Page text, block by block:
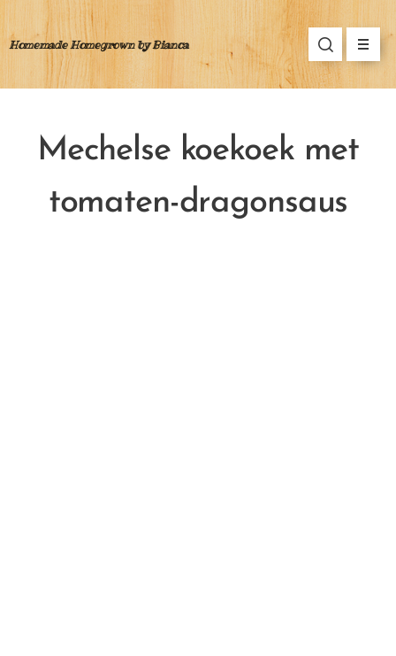
Homemade Homegrown by Bianca
Mechelse koekoek met
tomaten-dragonsaus